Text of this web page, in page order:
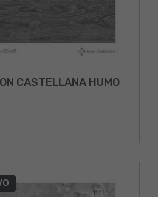
CASTELLANA HUMO